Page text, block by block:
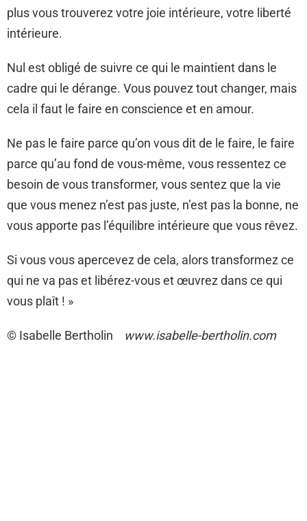
plus vous trouverez votre joie intérieure, votre liberté
intérieure.
Nul est obligé de suivre ce qui le maintient dans le
cadre qui le dérange. Vous pouvez tout changer, mais
cela il faut le faire en conscience et en amour.
Ne pas le faire parce qu’on vous dit de le faire, le faire
parce qu’au fond de vous-même, vous ressentez ce
besoin de vous transformer, vous sentez que la vie
que vous menez n’est pas juste, n’est pas la bonne, ne
vous apporte pas l’équilibre intérieure que vous rêvez.
Si vous vous apercevez de cela, alors transformez ce
qui ne va pas et libérez-vous et œuvrez dans ce qui
vous plaît ! »
© Isabelle Bertholin www.isabelle-bertholin.com